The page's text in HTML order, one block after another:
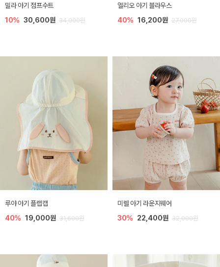
밀라 아기 점프수트
10% 30,600원 34,000원
엘리오 아기 블라우스
40% 16,200원 27,000원
루야 아기 플랩캡
40% 19,000원 31,600원
미렐 아기 라운지웨어
30% 22,400원 32,000원